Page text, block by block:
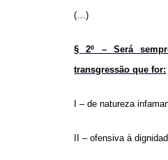
(…)
§ 2º – Será
transgressão que for:
I – de natureza
II – ofensiva à